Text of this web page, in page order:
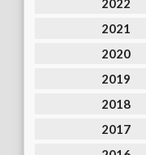
2022
2021
2020
2019
2018
2017